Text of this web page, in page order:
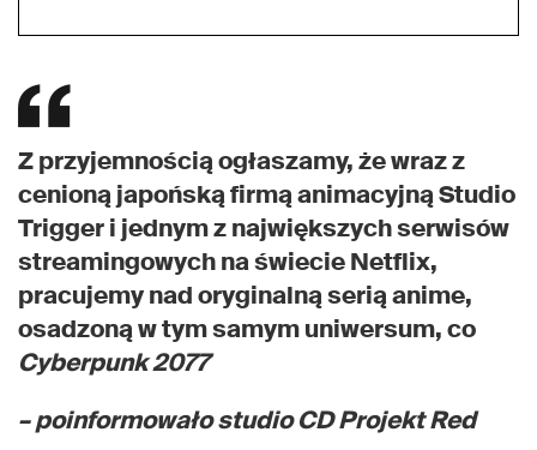
Z przyjemnością ogłaszamy, że wraz z
cenioną japońską firmą animacyjną Studio
Trigger i jednym z największych serwisów
streamingowych na świecie Netflix,
pracujemy nad oryginalną serią anime,
osadzoną w tym samym uniwersum, co
Cyberpunk 2077
– poinformowało studio CD Projekt Red